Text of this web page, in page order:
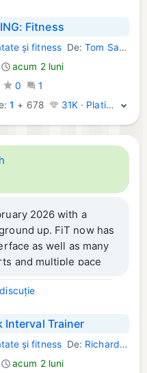
Fitness
și fitnessDe:Tom Sasia
acum 2 luni
0
1
1 + 678 31K · Platină
2026 with a
up. FiT now has
as well as many
and multiple pace
it so feedback
most welcome.
be free with
in Pro mode.
Interval Trainer
și fitnessDe: Richard English
acum 2 luni